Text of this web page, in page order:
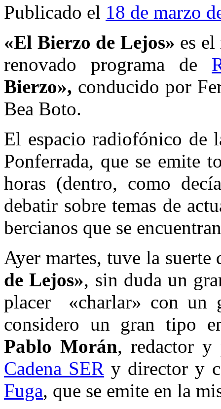
Publicado el 18 de marzo
«El Bierzo de Lejos» es
renovado programa de
Bierzo», conducido por
Bea Boto.
El espacio radiofónico de
Ponferrada, que se emite
horas (dentro, como
debatir sobre temas de
bercianos que se
Ayer martes, tuve la
de Lejos», sin duda un
placer «charlar» con un
considero un gran tipo
Pablo Morán, redactor y
Cadena SER y director y
Fuga, que se emite en la